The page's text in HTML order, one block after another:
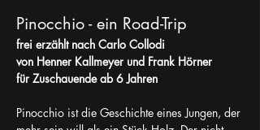
Pinocchio - ein Road-Trip
frei erzählt nach Carlo Collodi
von Henner Kallmeyer und Frank Hörner
für Zuschauende ab 6 Jahren
Pinocchio ist die Geschichte eines Jungen, der